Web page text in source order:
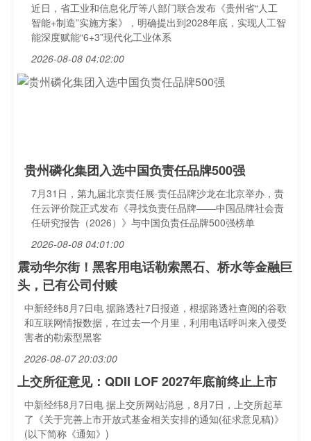
近日，省工业和信息化厅等八部门联合发布《贵州省“人工
智能+制造”实施方案》，明确提出到2028年底，实现人工智
能深度赋能“6+3”现代化工业体系
2026-08-08 04:02:00
贵州磷化集团入选中国负责任品牌500强
7月31日，第九届北京责任展·责任品牌沙龙在北京举办，责
任云评价院正式发布《寻找负责任品牌——中国品牌社会责
任研究报告（2026）》与中国负责任品牌500强榜单
2026-08-08 04:01:00
震动华尔街！黑客用电话勒索黑石、桥水等金融巨
头，已有公司付赎
中新经纬8月7日电 据路透社7日报道，根据路透社查阅的谷歌
和互联网情报数据，在过去一个月里，利用电话呼叫来入侵受
害者的勒索型黑客
2026-08-07 20:03:00
上交所征意见：QDII LOF 2027年底前终止上市
中新经纬8月7日电 据上交所网站消息，8月7日，上交所起草
了《关于完善上市开放式基金相关安排的通知(征求意见稿)》
(以下简称《通知》)